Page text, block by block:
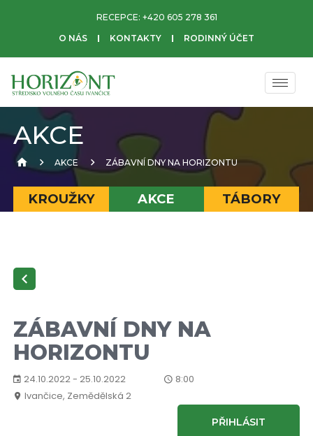
RECEPCE: +420 605 278 361
O NÁS
KONTAKTY RODINNÝ ÚČET
AKCE
AKCE ZÁBAVNÍ DNY NA HORIZONTU
KROUŽKY AKCE TÁBORY
ZÁBAVNÍ DNY NA
HORIZONTU
24.10.2022 - 25.10.2022
8:00
Ivančice, Zemědělská 2
PŘIHLÁSIT